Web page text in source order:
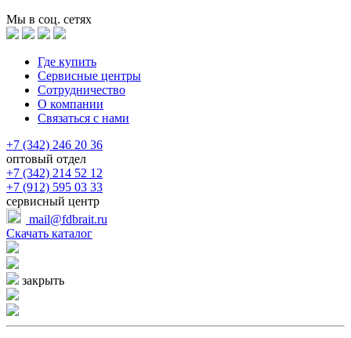
Мы в соц. сетях
Где купить
Сервисные центры
Сотрудничество
О компании
Связаться с нами
+7 (342) 246 20 36
оптовый отдел
+7 (342) 214 52 12
+7 (912) 595 03 33
сервисный центр
mail@fdbrait.ru
Скачать каталог
закрыть